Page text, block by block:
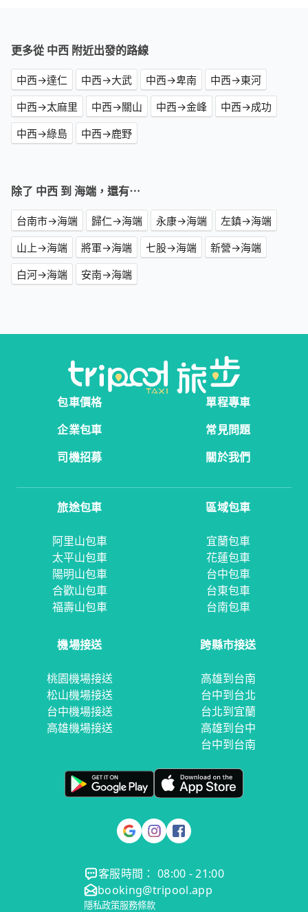
更多從 中西 附近出發的路線
中西→達仁 中西→大武 中西→卑南
中西→東河
中西→太麻里
中西→關山 中西→金峰
中西→成功
中西→綠島
中西→鹿野
除了 中西 到 海端，還有⋯
台南市→海端 歸仁→海端 永康→海端
左鎮→海端
山上→海端
將軍→海端 七股→海端
新營→海端
白河→海端
安南→海端
包車價格
單程專車
企業包車
常見問題
司機招募
關於我們
旅途包車
阿里山包車
太平山包車
陽明山包車
合歡山包車
福壽山包車
區域包車
宜蘭包車
花蓮包車
台中包車
台東包車
台南包車
機場接送
桃園機場接送
松山機場接送
台中機場接送
高雄機場接送
跨縣市接送
高雄到台南
台中到台北
台北到宜蘭
高雄到台中
台中到台南
客服時間： 08:00 - 21:00
booking@tripool.app
隱私政策服務條款